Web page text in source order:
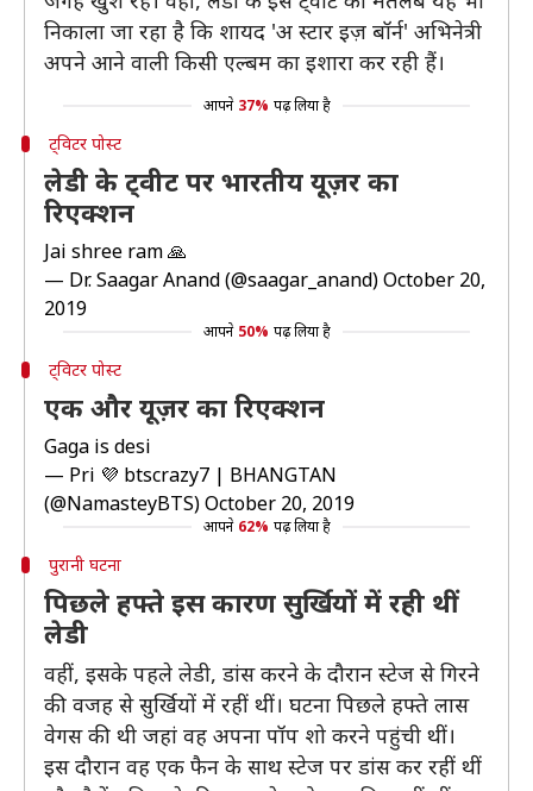
निकाला जा रहा है कि शायद 'अ स्टार इज़ बॉर्न' अभिनेत्री
अपने आने वाली किसी एल्बम का इशारा कर रही हैं।
आपने 37% पढ़ लिया है
ट्विटर पोस्ट
लेडी के ट्वीट पर भारतीय यूज़र का
रिएक्शन
Jai shree ram 🙏
— Dr. Saagar Anand (@saagar_anand)October 20,
2019
आपने 50% पढ़ लिया है
ट्विटर पोस्ट
एक और यूज़र का रिएक्शन
Gaga is desi
— Pri 💜 btscrazy7 | BHANGTAN
(@NamasteyBTS)October 20, 2019
आपने 62% पढ़ लिया है
पुरानी घटना
पिछले हफ्ते इस कारण सुर्खियों में रही थीं
लेडी
वहीं, इसके पहले लेडी, डांस करने के दौरान स्टेज से गिरने
की वजह से सुर्खियों में रहीं थीं। घटना पिछले हफ्ते लास
वेगस की थी जहां वह अपना पॉप शो करने पहुंची थीं।
इस दौरान वह एक फैन के साथ स्टेज पर डांस कर रहीं थीं